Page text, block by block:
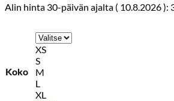
Alin hinta 30-päivän ajalta ( 10.8.2026):
Koko
XS
S
M
L
XL